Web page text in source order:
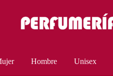
Hombre Unisex